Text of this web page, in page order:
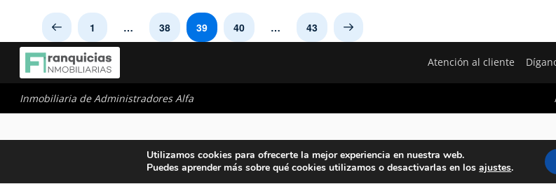
Prev 1 … 38 39 40 … 43 Next
Atención al cliente
Inmobiliaria de Administradores Alfa
Utilizamos cookies para ofrecerte la mejor experiencia en nuestra web.
Puedes aprender más sobre qué cookies utilizamos o desactivarlas en losajustes.